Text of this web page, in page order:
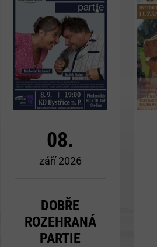
08.
září 2026
DOBŘE
ROZEHRANÁ
PARTIE